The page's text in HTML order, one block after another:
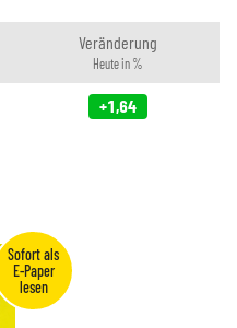
Veränderung
Heute in %
+1,64